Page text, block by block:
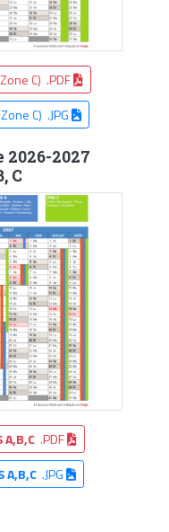
C) .PDF
C) .JPG
2027
C
A,B,C .PDF
A,B,C.JPG